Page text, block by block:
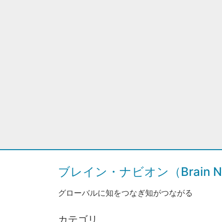
ブレイン・ナビオン（Brain
グローバルに知をつなぎ知がつながる
カテゴリ